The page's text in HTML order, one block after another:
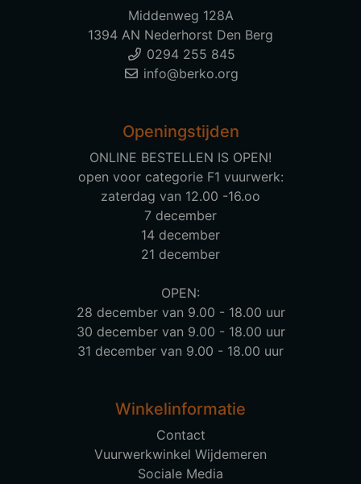
Middenweg 128A
1394 AN Nederhorst Den Berg
0294 255 845
info@berko.org
Openingstijden
ONLINE BESTELLEN IS OPEN!
open voor categorie F1 vuurwerk:
zaterdag van 12.00 -16.oo
7 december
14 december
21 december
OPEN:
28 december van 9.00 - 18.00 uur
30 december van 9.00 - 18.00 uur
31 december van 9.00 - 18.00 uur
Winkelinformatie
Contact
Vuurwerkwinkel Wijdemeren
Sociale Media